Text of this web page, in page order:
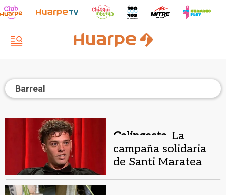
Barreal
Calingasta. La
campaña solidaria
de Santi Maratea